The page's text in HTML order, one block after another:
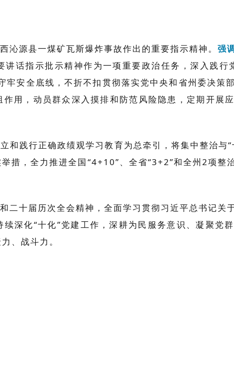
沁源县一煤矿瓦斯爆炸事故作出的重要指示精神。 强
话指示批示精神作为一项重要政治任务，深入践行
牢安全底线，不折不扣贯彻落实党中央和省州委决策
用，动员群众深入摸排和防范风险隐患，定期开展
和践行正确政绩观学习教育为总牵引，将集中整治与
措，全力推进全国“4+10”、全省“3+2”和全州2项整
二十届历次全会精神，全面学习贯彻习近平总书记关
深化“十化”党建工作，深耕为民服务意识、凝聚党
、战斗力。